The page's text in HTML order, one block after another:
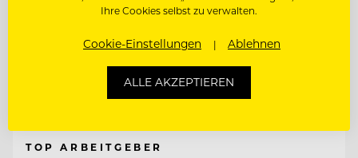
TOP ARBEITGEBER
Ihre Cookies selbst zu verwalten.
Cookie-Einstellungen Ablehnen
ALLE AKZEPTIEREN